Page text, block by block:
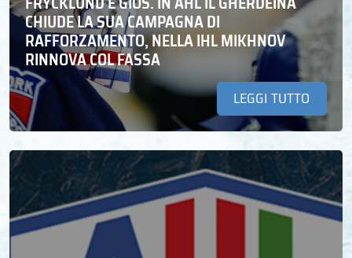
CHIUDE LA SUA CAMPAGNA DI
RAFFORZAMENTO, NELLA IHL MIKHNOV
RINNOVA COL FASSA
LEGGI TUTTO